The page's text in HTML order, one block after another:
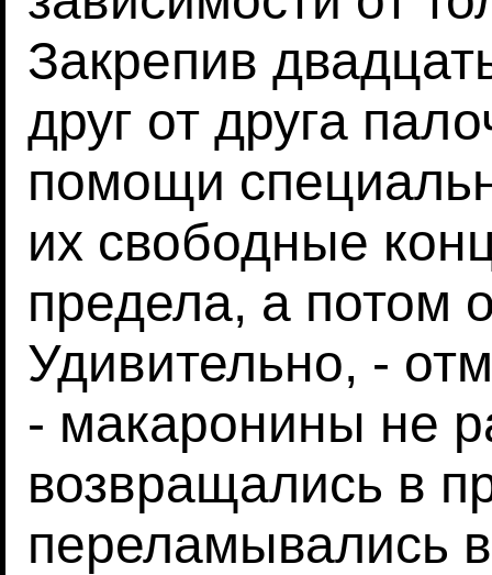
Закрепив
друг от друга
помощи
их свободные
предела, а потом
Удивительно, -
- макаронины не
возвращались в
переламывались